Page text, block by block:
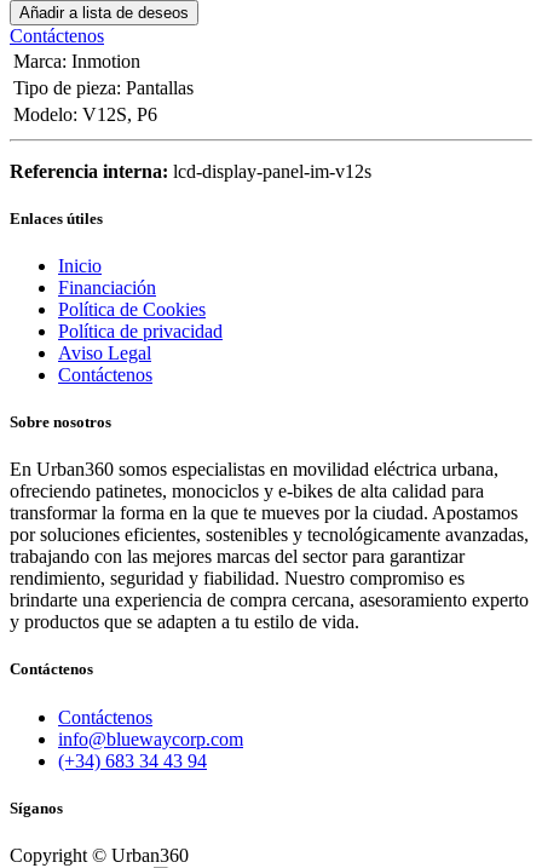
Añadir a lista de deseos
Contáctenos
Marca: Inmotion
Tipo de pieza: Pantallas
Modelo: V12S, P6
Referencia interna: lcd-display-panel-im-v12s
Enlaces útiles
Inicio
Financiación
Política de Cookies
Política de privacidad
Aviso Legal
Contáctenos
Sobre nosotros
En Urban360 somos especialistas en movilidad eléctrica urbana,
ofreciendo patinetes, monociclos y e-bikes de alta calidad para
transformar la forma en la que te mueves por la ciudad. Apostamos
por soluciones eficientes, sostenibles y tecnológicamente avanzadas,
trabajando con las mejores marcas del sector para garantizar
rendimiento, seguridad y fiabilidad. Nuestro compromiso es
brindarte una experiencia de compra cercana, asesoramiento experto
y productos que se adapten a tu estilo de vida.
Contáctenos
Contáctenos
info@bluewaycorp.com
(+34) 683 34 43 94
Síganos
Copyright © Urban360